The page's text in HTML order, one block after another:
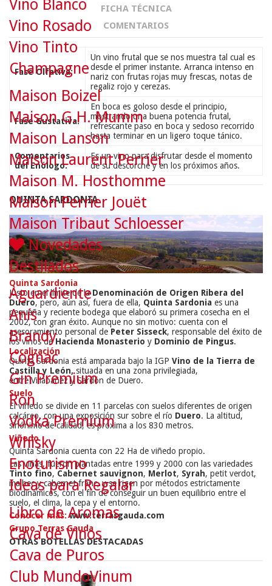
FICHA TÉCNICA
COMENTARIOS
Fase Olfativa:
Un vino frutal que se nos muestra tal cual es
desde el primer instante. Arranca intenso en
nariz con frutas rojas muy frescas, notas de
regaliz rojo y cerezas.
Fase Gustativa:
En boca es goloso desde el principio,
mostrando una buena potencia frutal,
refrescante paso en boca y sedoso recorrido
hasta terminar en un ligero toque tánico.
Comentarios
del Enólogo:
Es un vino para disfrutar desde el momento
de su descorche y en los próximos años.
QUINTA SARDONIA
Quinta Sardonia
Justo en el límite de laDenominación de Origen Ribera del
Duero, pero, aún así, fuera de ella, Quinta Sardonia es una
pequeña y reciente bodega que elaboró su primera cosecha en el
2002, con gran éxito. Aunque no sin motivo: cuenta con el
asesoramiento personal de Peter Sisseck, responsable del éxito de
los vinos de Hacienda Monasterio y Dominio de Pingus.
Localización
Quinta Sardonia está amparada bajo la IGP Vino de la Tierra de
Castilla y León, situada en una zona privilegiada,
entre Villabáñez y Sardón de Duero.
Suelo
El viñedo se divide en 11 parcelas con suelos diferentes de origen
calcáreo, con una exposición sur sobre el río Duero. La altitud,
sinónimo de calidad, es próxima a los 830 metros.
Viñedo
Quinta Sardonia cuenta con 22 Ha de viñedo propio.
Las viñas, fueron plantadas entre 1999 y 2000 con las variedades
Tinto fino, Cabernet sauvignon, Merlot, Syrah, petit verdot,
malbec y cabernet franc, y se rigen por métodos estrictamente
biodinámicos, con el fin de conseguir un buen equilibrio entre el
suelo, el clima, la cepa y el entorno.
Conocer más: www.terrasgauda.com
Grupo Terras Gauda
OTRAS BOTELLAS DESTACADAS
Vino Blanco
Vino Rosado
Vino Tinto
Champagne
Maison Boizel
Maison G.H. Mumm
Maison Lanson
Maison Laurent Perrier
Maison M. Hosthomme
Maison Perrier Jouët
Maison Tribaut Schloesser
Novedades
Destilados
Aguardiente
Anís
Brandy
Cognac
Gin Premium
Ron
Vodka Premium
Whisky
Enoturismo
Ideas para Regalar
Libro de Aromas
Cava de Vinos
Cava de Puros
Club MundoVinum